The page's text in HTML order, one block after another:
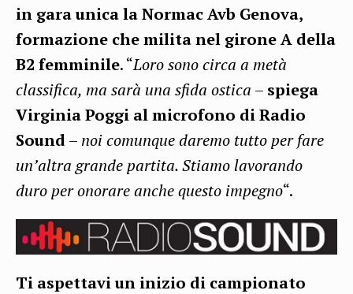
in gara unica la Normac Avb Genova,
formazione che milita nel girone A della
B2 femminile. “Loro sono circa a metà
classifica, ma sarà una sfida ostica – spiega
Virginia Poggi al microfono di Radio
Sound– noi comunque daremo tutto per fare
un’altra grande partita. Stiamo lavorando
duro per onorare anche questo impegno“.
Ti aspettavi un inizio di campionato